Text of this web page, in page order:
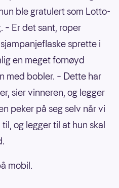
ble gratulert som Lotto-
Er det sant, roper
sprette i
en meget fornøyd
med bobler. – Dette har
sier vinneren, og legger
peker på seg selv når vi
og legger til at hun skal
mobil.